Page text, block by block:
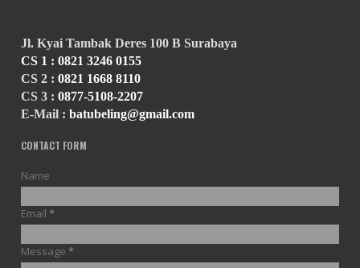
Jl. Kyai Tambak Deres 100 B Surabaya
CS 1 : 0821 3246 0155
CS 2 : 0821 1668 8110
CS 3 : 0877-5108-2207
E-Mail : batubeling@gmail.com
CONTACT FORM
Name
Email *
Message *